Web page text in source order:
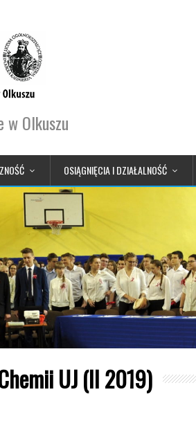
w Olkuszu
OSIĄGNIĘCIA I DZIAŁALNOŚĆ
UJ (II 2019)